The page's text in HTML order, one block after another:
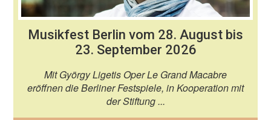
Musikfest Berlin vom 28. August bis
23. September 2026
Mit György Ligetis Oper Le Grand Macabre
eröffnen die Berliner Festspiele, in Kooperation mit
der Stiftung ...